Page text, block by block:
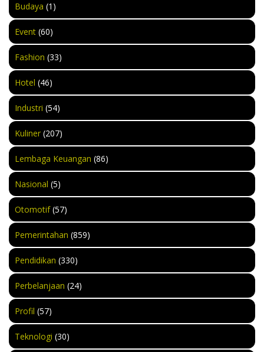
Budaya (1)
Event (60)
Fashion (33)
Hotel (46)
Industri (54)
Kuliner (207)
Lembaga Keuangan (86)
Nasional (5)
Otomotif(57)
Pemerintahan (859)
Pendidikan (330)
Perbelanjaan (24)
Profil (57)
Teknologi (30)